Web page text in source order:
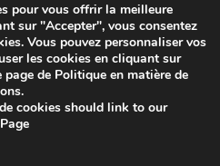
Interactive Inc.
pour vous offrir la meilleure
sur "Accepter", vous consentez
Vous pouvez personnaliser vos
les cookies en cliquant sur
de Politique en matière de
cookies should link to our